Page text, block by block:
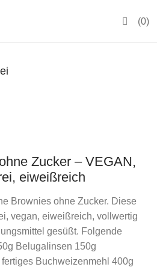
0
Zucker – VEGAN,
eiweißreich
Brownies ohne Zucker. Diese
vegan, eiweißreich, vollwertig
gesüßt. Folgende
Belugalinsen 150g
Buchweizenmehl 400g